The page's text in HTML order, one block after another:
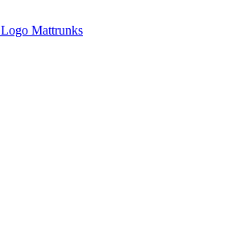
Logo Mattrunks